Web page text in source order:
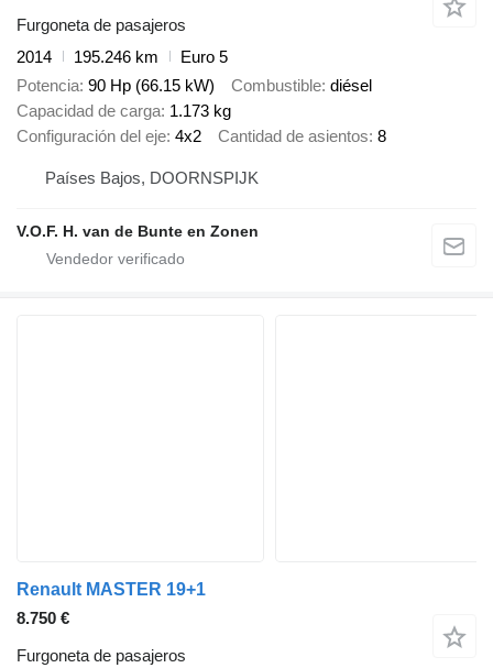
Furgoneta de pasajeros
2014
195.246 km
Euro 5
Potencia 90 Hp (66.15 kW) Combustible diésel
Capacidad de carga 1.173 kg
Configuración del eje 4x2 Cantidad de asientos 8
Países Bajos, DOORNSPIJK
V.O.F. H. van de Bunte en Zonen
Renault MASTER 19+1
8.750 €
Furgoneta de pasajeros